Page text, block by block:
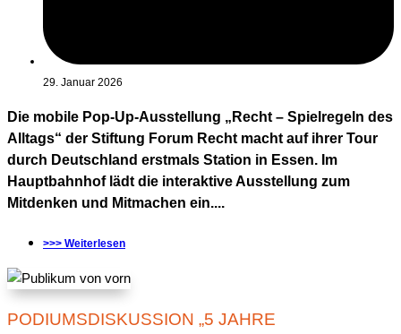
29. Januar 2026
Die mobile Pop-Up-Ausstellung „Recht – Spielregeln des
Alltags“ der Stiftung Forum Recht macht auf ihrer Tour
durch Deutschland erstmals Station in Essen. Im
Hauptbahnhof lädt die interaktive Ausstellung zum
Mitdenken und Mitmachen ein....
>>> Weiterlesen
PODIUMSDISKUSSION „5 JAHRE